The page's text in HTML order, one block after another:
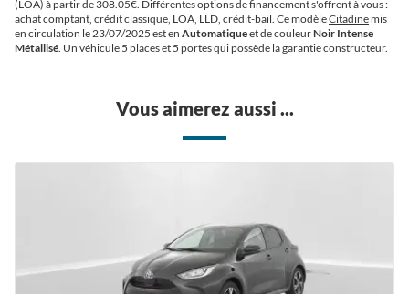
(LOA) à partir de 308.05€. Différentes options de financement s'offrent à vous :
achat comptant, crédit classique, LOA, LLD, crédit-bail. Ce modèleCitadinemis
en circulation le 23/07/2025 est en Automatiqueet de couleurNoir Intense
Métallisé. Un véhicule 5 places et 5 portes qui possède la garantie constructeur.
Vous aimerez aussi ...